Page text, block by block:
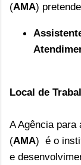
(AMA)
Local de
A Agência para
(AMA) é o
e